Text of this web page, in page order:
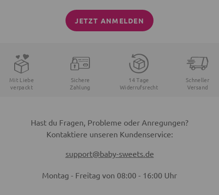
JETZT ANMELDEN
Mit Liebe
verpackt
Sichere
Zahlung
14 Tage
Widerrufsrecht
Schneller
Versand
Hast du Fragen, Probleme oder Anregungen?
Kontaktiere unseren Kundenservice:
support@baby-sweets.de
Montag - Freitag von 08:00 - 16:00 Uhr